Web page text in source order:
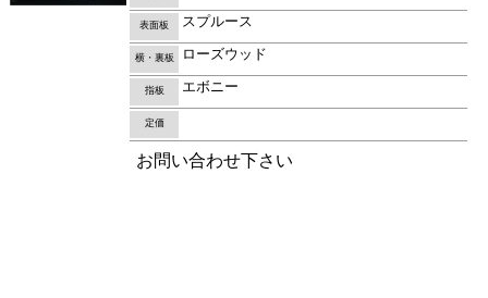
表面板 スプルース
横・裏板 ローズウッド
指板 エボニー
定価
お問い合わせ下さい